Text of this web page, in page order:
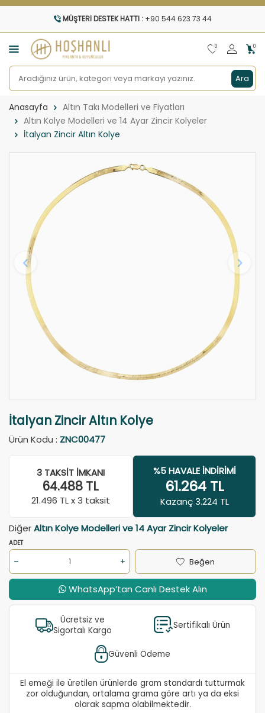
MÜŞTERI DESTEK HATTI : +90 544 623 73 44
Ara
0 0
Anasayfa
Altın Takı Modelleri ve Fiyatları
Altın Kolye Modelleri ve 14 Ayar Zincir Kolyeler
İtalyan Zincir Altın Kolye
İtalyan Zincir Altın Kolye
Ürün Kodu : ZNC00477
3 TAKSIT İMKANI
64.488 TL
21.496 TL x 3 taksit
%5 HAVALE İNDIRIMI
61.264 TL
Kazanç 3.224 TL
DiğerAltın Kolye Modelleri ve 14 Ayar Zincir Kolyeler
ADET
Beğen
WhatsApp’tan Canlı Destek Alın
Ücretsiz ve
Sigortalı Kargo
Sertifikalı Ürün
Güvenli Ödeme
El emeği ile üretilen ürünlerde gram standardı tutturmak
zor olduğundan, ortalama grama göre artı ya da eksi
olarak sapma olabilmektedir.